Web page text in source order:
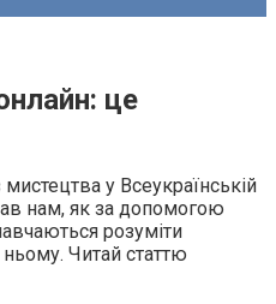
це
у Всеукраїнській
нам, як за допомогою
розуміти
Читай статтю